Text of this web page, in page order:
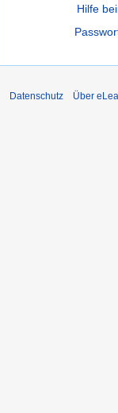
Hilfe
Datenschutz Über